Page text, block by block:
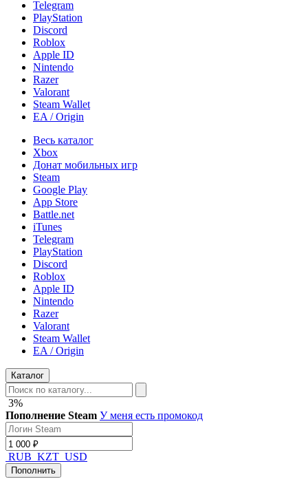
Telegram
PlayStation
Discord
Roblox
Apple ID
Nintendo
Razer
Valorant
Steam Wallet
EA / Origin
Весь каталог
Xbox
Донат мобильных игр
Steam
Google Play
App Store
Battle.net
iTunes
Telegram
PlayStation
Discord
Roblox
Apple ID
Nintendo
Razer
Valorant
Steam Wallet
EA / Origin
Каталог
3%
Пополнение Steam У меня есть промокод
RUB KZT USD
Пополнить